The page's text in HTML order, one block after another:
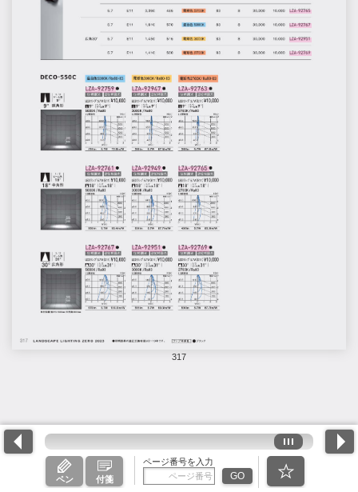
317
ペン 付箋
ページ番号を入力
GO